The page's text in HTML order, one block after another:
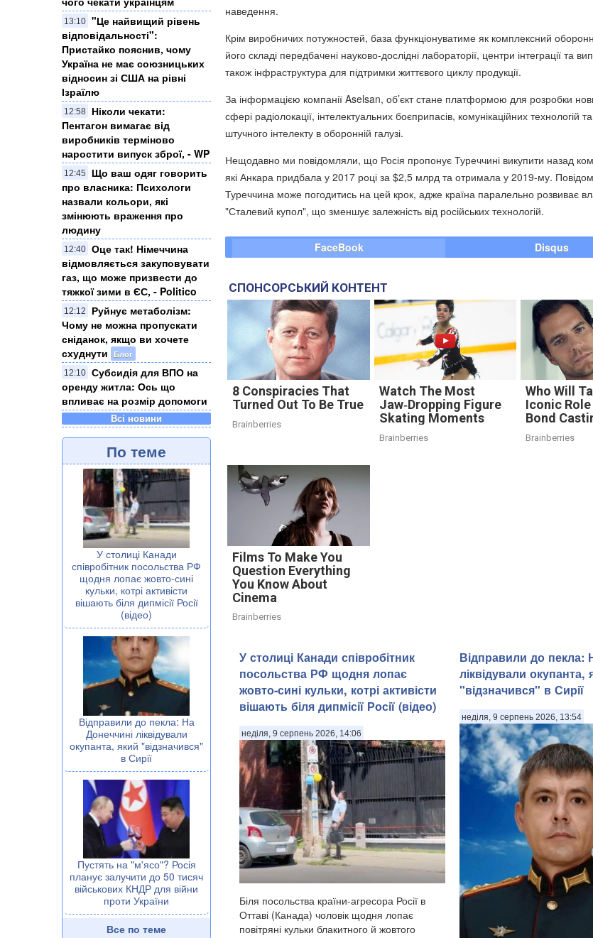
13:10 "Це найвищий рівень
відповідальності":
Пристайко пояснив, чому
Україна не має союзницьких
відносин зі США на рівні
Ізраїлю
12:58
Ніколи чекати:
Пентагон вимагає від
виробників терміново
наростити випуск зброї, - WP
12:45
Що ваш одяг говорить
про власника: Психологи
назвали кольори, які
змінюють враження про
людину
12:40 Оце так! Німеччина
відмовляється закуповувати
газ, що може призвести до
тяжкої зими в ЄС, - Politico
12:12
Руйнує метаболізм:
Чому не можна пропускати
сніданок, якщо ви хочете
схуднути
Блог
12:10 Субсидія для ВПО на
оренду житла: Ось що
впливає на розмір допомоги
Всі новини
По теме
У столиці Канади
співробітник посольства РФ
щодня лопає жовто-сині
кульки, котрі активісти
вішають біля дипмісії Росії
(відео)
Відправили до пекла: На
Донеччині ліквідували
окупанта, який "відзначився"
в Сирії
Пустять на "м'ясо"? Росія
планує залучити до 50 тисяч
військових КНДР для війни
проти України
Все по теме
наведення.
Крім виробничих потужностей, база функціонуватиме як комплексний
його складі передбачені науково-дослідні лабораторії, центри інтеграції та
також інфраструктура для підтримки життєвого циклу продукції.
За інформацією компанії Aselsan, об’єкт стане платформою для розробки
сфері радіолокації, інтелектуальних боєприпасів, комунікаційних технологій
штучного інтелекту в оборонній галузі.
Нещодавно ми повідомляли, що Росія пропонує Туреччині викупити назад
які Анкара придбала у 2017 році за $2,5 млрд та отримала у 2019-му.
Туреччина може погодитись на цей крок, адже країна паралельно розвиває
"Сталевий купол", що зменшує залежність від російських технологій.
FaceBook Disqus
СПОНСОРСЬКИЙ КОНТЕНТ
8 Conspiracies That
Turned Out To Be True
Brainberries
Watch The Most
Jaw‑Dropping Figure
Skating Moments
Brainberries
Who Will
Iconic
Bond
Brainberries
Films To Make You
Question Everything
You Know About
Cinema
Brainberries
У столиці Канади співробітник
посольства РФ щодня лопає
жовто-сині кульки, котрі активісти
вішають біля дипмісії Росії (відео)
неділя, 9 серпень 2026, 14:06
Біля посольства країни-агресора Росії в
Оттаві (Канада) чоловік щодня лопає
повітряні кульки блакитного й жовтого
Відправили до пекла:
ліквідували окупанта,
"відзначився" в Сирії
неділя, 9 серпень 2026, 13:54